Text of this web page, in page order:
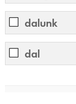
dalunk
dal